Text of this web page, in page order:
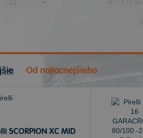
Od najlacnejšieho
SCORPION XC MID